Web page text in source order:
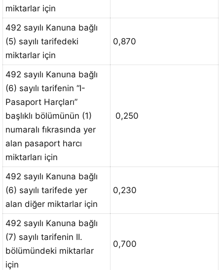
miktarlar için
492 sayılı Kanuna bağlı
(5) sayılı tarifedeki
miktarlar için
0,870
492 sayılı Kanuna bağlı
(6) sayılı tarifenin “I-
Pasaport Harçları”
başlıklı bölümünün (1)
numaralı fıkrasında yer
alan pasaport harcı
miktarları için
0,250
492 sayılı Kanuna bağlı
(6) sayılı tarifede yer
alan diğer miktarlar için
0,230
492 sayılı Kanuna bağlı
(7) sayılı tarifenin II.
bölümündeki miktarlar
için
0,700